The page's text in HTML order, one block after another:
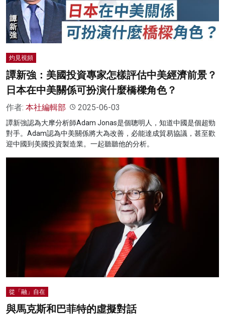
灼見視頻
譚新強：美國投資專家怎樣評估中美經濟前景？
日本在中美關係可扮演什麼橋樑角色？
作者: 本社編輯部 2025-06-03
譚新強認為大摩分析師Adam Jonas是個聰明人，知道中國是個超勁
對手。Adam認為中美關係將大為改善，必能達成貿易協議，甚至歡
迎中國到美國投資製造業。一起聽聽他的分析。
從「融」自在
與馬克斯和巴菲特的虛擬對話